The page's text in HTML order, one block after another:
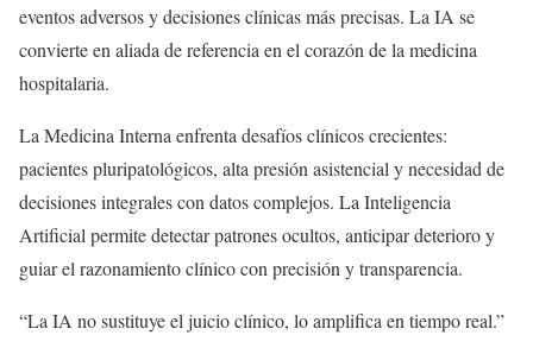
eventos adversos y decisiones clínicas más precisas. La IA se
convierte en aliada de referencia en el corazón de la medicina
hospitalaria.
La Medicina Interna enfrenta desafíos clínicos crecientes:
pacientes pluripatológicos, alta presión asistencial y necesidad de
decisiones integrales con datos complejos. La Inteligencia
Artificial permite detectar patrones ocultos, anticipar deterioro y
guiar el razonamiento clínico con precisión y transparencia.
“La IA no sustituye el juicio clínico, lo amplifica en tiempo real.”